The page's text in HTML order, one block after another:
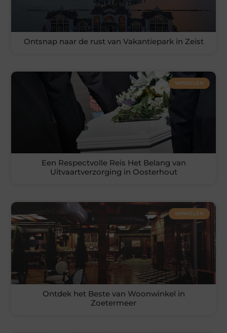
Ontsnap naar de rust van Vakantiepark in Zeist
WINKELEN
Een Respectvolle Reis Het Belang van
Uitvaartverzorging in Oosterhout
WINKELEN
Ontdek het Beste van Woonwinkel in
Zoetermeer